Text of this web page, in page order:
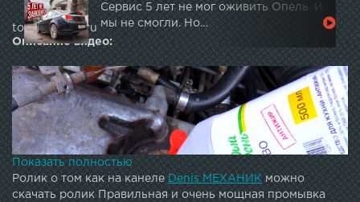
Сервис 5 лет не мог оживить Опель. И
мы не смогли. Но…
topautotube.ru
Описание видео:
Показать полностью
Ролик о том как на канеле Denis МЕХАНИКможно
скачать ролик Правильная и очень мощная промывка